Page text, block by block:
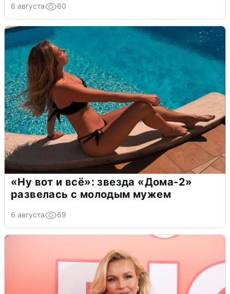
6 августа 60
«Ну вот и всё»: звезда «Дома-2»
развелась с молодым мужем
6 августа 69